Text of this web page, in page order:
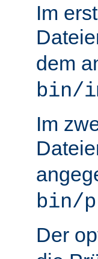
Im
dem
bin/
Im
bin/
Der